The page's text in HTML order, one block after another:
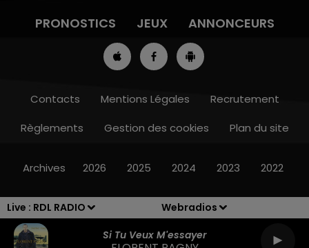
Live : RDL RADIO
Webradios
Si Tu Veux M'essayer
10h00 - 12h00
PRONOSTICS
JEUX ANNONCEURS
Contacts Mentions Légales
Recrutement
Règlements
Gestion des cookies Plan du site
Archives 2026 2025 2024 2023 2022